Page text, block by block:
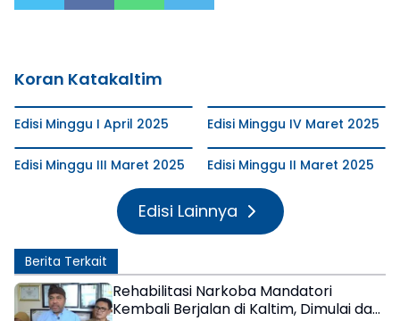
Koran Katakaltim
Edisi Minggu I April 2025 Edisi Minggu IV Maret 2025
Edisi Minggu III Maret 2025 Edisi Minggu II Maret 2025
Edisi Lainnya
Berita Terkait
Rehabilitasi Narkoba Mandatori
Kembali Berjalan di Kaltim, Dimulai dari